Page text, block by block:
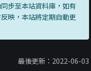
步至本站資料庫，如有
映，本站將定期自動更
最後更新：2022-06-03